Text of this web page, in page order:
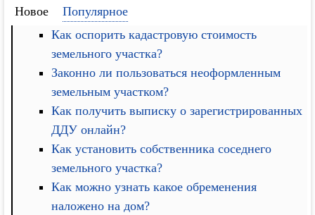
Новое
Популярное
Как оспорить кадастровую стоимость
земельного участка?
Законно ли пользоваться неоформленным
земельным участком?
Как получить выписку о зарегистрированных
ДДУ онлайн?
Как установить собственника соседнего
земельного участка?
Как можно узнать какое обременения
наложено на дом?